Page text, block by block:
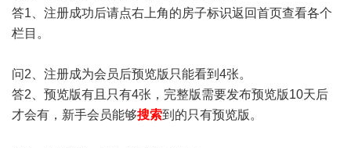
答1、注册成功后请点右上角的房子标识返回首页查看各个
栏目。
问2、注册成为会员后预览版只能看到4张。
答2、预览版有且只有4张，完整版需要发布预览版10天后
才会有，新手会员能够搜索到的只有预览版。